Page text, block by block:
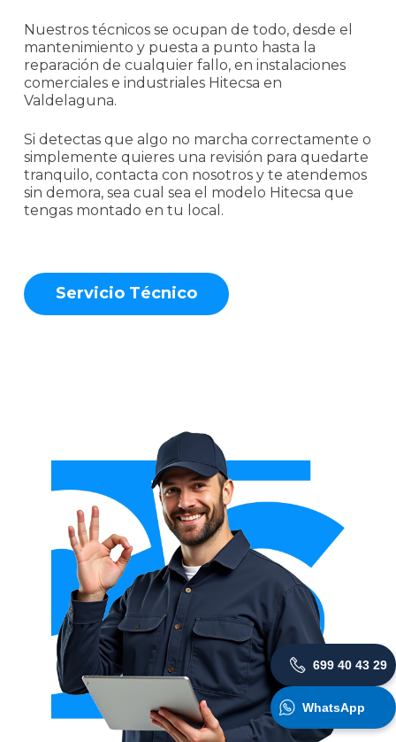
Nuestros técnicos se ocupan de todo, desde el
mantenimiento y puesta a punto hasta la
reparación de cualquier fallo, en instalaciones
comerciales e industriales Hitecsa en
Valdelaguna.
Si detectas que algo no marcha correctamente o
simplemente quieres una revisión para quedarte
tranquilo, contacta con nosotros y te atendemos
sin demora, sea cual sea el modelo Hitecsa que
tengas montado en tu local.
Servicio Técnico
699 40 43 29
WhatsApp